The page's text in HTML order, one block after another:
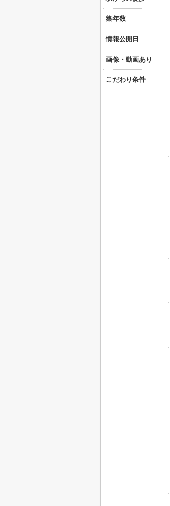
築年数
情報公開日
画像・動画あり
こだわり条件